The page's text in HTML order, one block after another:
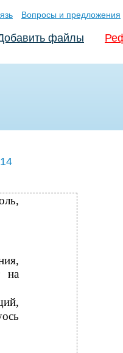
Вопросы и предложения
файлы
14
на